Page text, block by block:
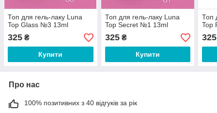
Топ для гель-лаку Luna
Top Glass №3 13ml
325 ₴
Купити
Топ для гель-лаку Luna
Top Secret №1 13ml
325₴
Купити
Топ
Top
325
Про нас
100% позитивних з 40 відгуків за рік